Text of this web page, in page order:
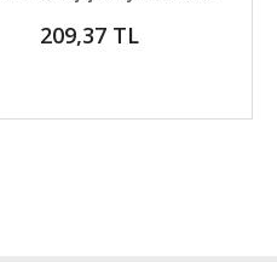
209,37 TL